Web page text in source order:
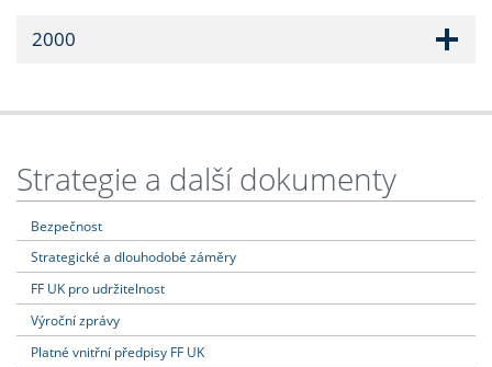
2000
Strategie a další dokumenty
Bezpečnost
Strategické a dlouhodobé záměry
FF UK pro udržitelnost
Výroční zprávy
Platné vnitřní předpisy FF UK